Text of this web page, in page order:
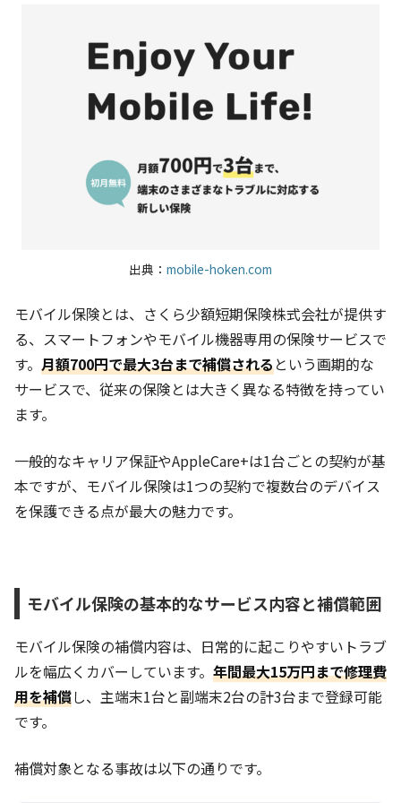
出典： mobile-hoken.com
モバイル保険とは、さくら少額短期保険株式会社が提供す
る、スマートフォンやモバイル機器専用の保険サービスで
す。 月額700円で最大3台まで補償されるという画期的な
サービスで、従来の保険とは大きく異なる特徴を持ってい
ます。
一般的なキャリア保証やAppleCare+は1台ごとの契約が基
本ですが、モバイル保険は1つの契約で複数台のデバイス
を保護できる点が最大の魅力です。
モバイル保険の基本的なサービス内容と補償範囲
モバイル保険の補償内容は、日常的に起こりやすいトラブ
ルを幅広くカバーしています。 年間最大15万円まで修理費
用を補償し、主端末1台と副端末2台の計3台まで登録可能
です。
補償対象となる事故は以下の通りです。